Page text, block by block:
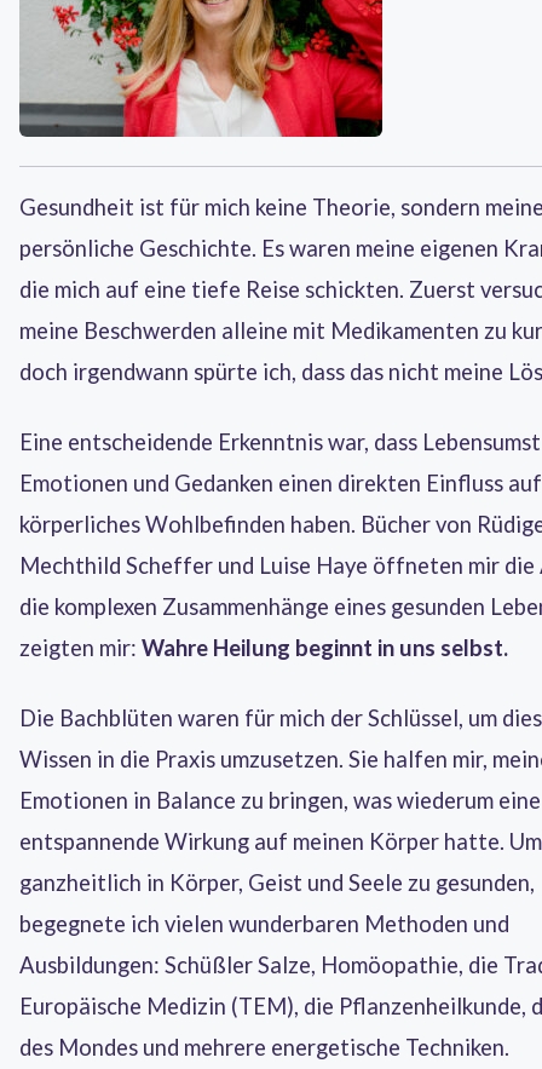
Gesundheit ist für mich keine Theorie, sondern
persönliche Geschichte. Es waren meine eigenen
die mich auf eine tiefe Reise schickten. Zuerst
meine Beschwerden alleine mit Medikamenten zu
doch irgendwann spürte ich, dass das nicht meine
Eine entscheidende Erkenntnis war, dass
Emotionen und Gedanken einen direkten Einfluss
körperliches Wohlbefinden haben. Bücher von
Mechthild Scheffer und Luise Haye öffneten mir die
die komplexen Zusammenhänge eines gesunden
zeigten mir: Wahre Heilung beginnt in uns selbst.
Die Bachblüten waren für mich der Schlüssel, um
Wissen in die Praxis umzusetzen. Sie halfen mir,
Emotionen in Balance zu bringen, was wiederum eine
entspannende Wirkung auf meinen Körper hatte. Um
ganzheitlich in Körper, Geist und Seele zu gesunden,
begegnete ich vielen wunderbaren Methoden und
Ausbildungen: Schüßler Salze, Homöopathie, die
Europäische Medizin (TEM), die Pflanzenheilkunde,
des Mondes und mehrere energetische Techniken.